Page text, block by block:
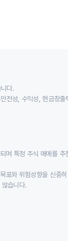
다.
전성, 수익성, 현금창
며 특정 주식 매매를
와 위험성향을 신중
습니다.